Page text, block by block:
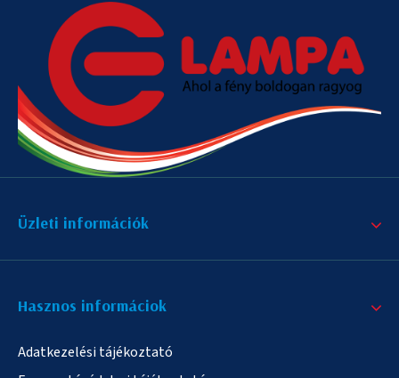
Üzleti információk
Hasznos informáciok
Adatkezelési tájékoztató